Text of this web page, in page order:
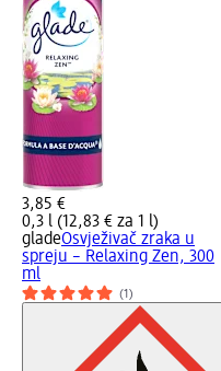
3,85 €
0,3 l (12,83 € za 1 l)
gladeOsvježivač zraka u
spreju – Relaxing Zen, 300
ml
(1)